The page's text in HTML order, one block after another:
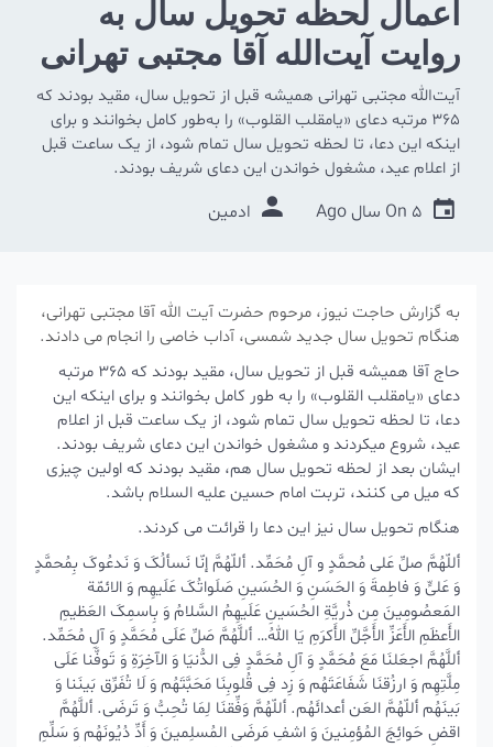
اعمال لحظه تحویل سال به
‌روایت آیت‌الله آقا مجتبی تهرانی
آیت‌الله مجتبی تهرانی همیشه قبل از تحویل سال، مقید بودند که
365 مرتبه دعای «یامقلب القلوب» را به‌طور کامل بخوانند و برای
اینکه این دعا، تا لحظه تحویل سال تمام شود، از یک ساعت قبل
از اعلام عید، مشغول خواندن این دعای شریف بودند.
On 5 سال Ago ادمین
به گزارش حاجت نیوز، مرحوم حضرت آیت الله آقا مجتبی تهرانی،
هنگام تحویل سال جدید شمسی، آداب خاصی را انجام می دادند.
حاج آقا همیشه قبل از تحویل سال، مقید بودند که 365 مرتبه
دعای «یامقلب القلوب» را به طور کامل بخوانند و برای اینکه این
دعا، تا لحظه تحویل سال تمام شود، از یک ساعت قبل از اعلام
عید، شروع میکردند و مشغول خواندن این دعای شریف بودند.
ایشان بعد از لحظه تحویل سال هم، مقید بودند که اولین چیزی
که میل می کنند، تربت امام حسین علیه السلام باشد.
هنگام تحویل سال نیز این دعا را قرائت می کردند.
أللّهُمَّ صلِّ عَلی مُحمَّدٍ و آلِ مُحَمِّد. أللّهُمَّ إنّا نَسألُکَ وَ نَدعُوکَ بِمُحمَّدٍ
وَ عَلیٍّ وَ فاطِمةَ وَ الحَسَنِ وَ الحُسَینِ صَلَواتُکَ عَلَیهِم وَ الائمّة
المَعصُومِینَ مِن ذُریَّةِ الحُسَینِ عَلَیهِمُ السَّلامُ وَ بِاسمِکَ العَظیمِ
الأَعظَمِ الأَعَزِّ الأَجَّلِّ الأَکرَمِ یَا اللهُ… أللَّهُمَّ صَلِّ عَلَی مُحَمَّدٍ وَ آلِ مُحَمِّد.
أللَّهُمَّ اجعَلنَا مَعَ مُحَمَّدٍ وَ آلِ مُحَمَّدٍ فِی الدُّنیَا وَ الآخِرَةِ وَ تَوفَّنا عَلَی
مِلَّتِهِم وَ ارزُقنَا شَفَاعَتَهُم وَ زِد فِی قُلوبِنَا مَحَبَّتَهُم وَ لَا تُفَرِّق بَینَنا وَ
بَینَهُم أللّهُمَّ العَن أعدائَهُم. أللّهُمَّ وَفِّقنَا لِمَا تُحِبُّ وَ تَرضَی. أللَّهُمَّ
اقضِ حَوائِجَ المُؤمِنینَ وَ اشفِ مَرضَی المُسلِمینَ وَ أَدِّ دُیُونَهُم وَ سَلِّمِ